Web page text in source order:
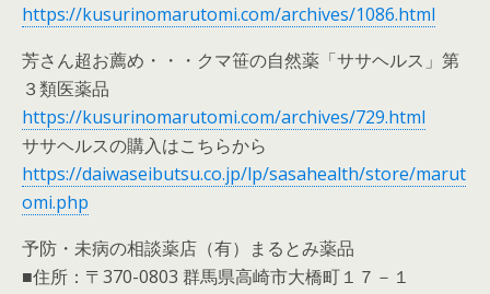
https://kusurinomarutomi.com/archives/1086.html
芳さん超お薦め・・・クマ笹の自然薬「ササヘルス」第
３類医薬品
https://kusurinomarutomi.com/archives/729.html
ササヘルスの購入はこちらから
https://daiwaseibutsu.co.jp/lp/sasahealth/store/marut
omi.php
予防・未病の相談薬店（有）まるとみ薬品
■住所：〒370-0803 群馬県高崎市大橋町１７－１